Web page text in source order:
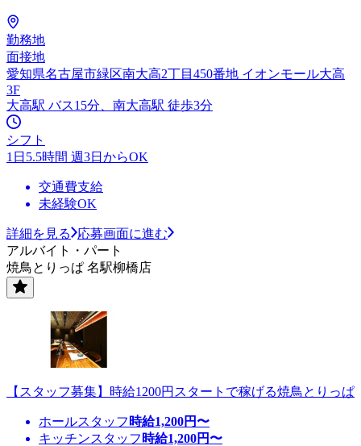
勤務地
面接地
愛知県名古屋市緑区南大高2丁目450番地 イオンモール大高
3F
大高駅 バス15分、南大高駅 徒歩3分
シフト
1日5.5時間 週3日からOK
交通費支給
未経験OK
詳細を見る
応募画面に進む
アルバイト・パート
焼鳥とりっぱ 名駅柳橋店
【スタッフ募集】時給1200円スタートで稼げる焼鳥とりっぱ
ホールスタッフ 時給1,200円〜
キッチンスタッフ 時給1,200円〜